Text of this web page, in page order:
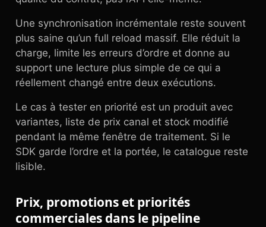
Une synchronisation incrémentale reste souvent
plus saine qu’un full reload massif. Elle réduit la
charge, limite les erreurs d’ordre et donne au
support une lecture plus simple de ce qui a
réellement changé entre deux exécutions.
Le cas à tester en priorité est un produit avec
variantes, liste de prix canal et stock modifié
pendant la même fenêtre de traitement. Si le
SDK garde l’ordre et la portée, le catalogue reste
lisible.
Prix, promotions et priorités
commerciales dans le pipeline